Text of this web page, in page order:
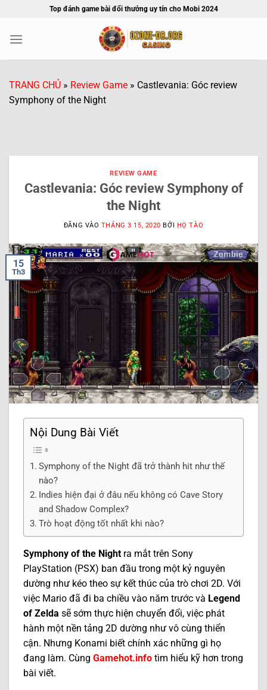
nội
Top đánh game bài đổi thưởng uy tín cho Mobi 2024
TRANG CHỦ » Review Game » Castlevania: Góc review
Symphony of the Night
REVIEW GAME
Castlevania: Góc review Symphony of
the Night
ĐĂNG VÀO THÁNG 3 15, 2020 BỞI HỌ TÀO
15
Th3
Nội Dung Bài Viết
Symphony of the Night đã trở thành hit như thế
nào?
Indies hiện đại ở đâu nếu không có Cave Story
and Shadow Complex?
Trò hoạt động tốt nhất khi nào?
Symphony of the Night ra mắt trên Sony
PlayStation (PSX) ban đầu trong một kỷ nguyên
dường như kéo theo sự kết thúc của trò chơi 2D. Với
việc Mario đã đi ba chiều vào năm trước và Legend
of Zelda sẽ sớm thực hiện chuyển đổi, việc phát
hành một nền tảng 2D dường như vô cùng thiển
cận. Nhưng Konami biết chính xác những gì họ
đang làm. Cùng Gamehot.info tìm hiểu kỹ hơn trong
bài viết.